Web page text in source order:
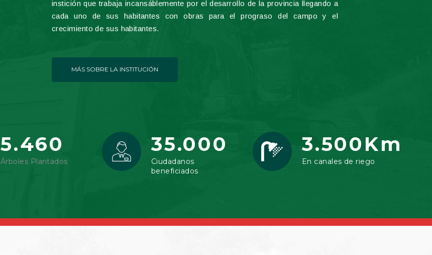
instición que trabaja incansáblemente por el desarrollo de la provincia llegando a
cada uno de sus habitantes con obras para el prograso del campo y el
crecimiento de sus habitantes.
MÁS SOBRE LA INSTITUCIÓN
5.460
Árboles Plantados
35.000
Ciudadanos
beneficiados
3.500Km
En canales de riego